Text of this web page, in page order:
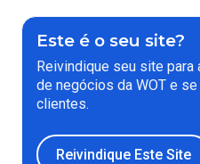
Este é o seu site?
Reivindique seu site
de negócios da WOT e
clientes.
Reivindique Este Site